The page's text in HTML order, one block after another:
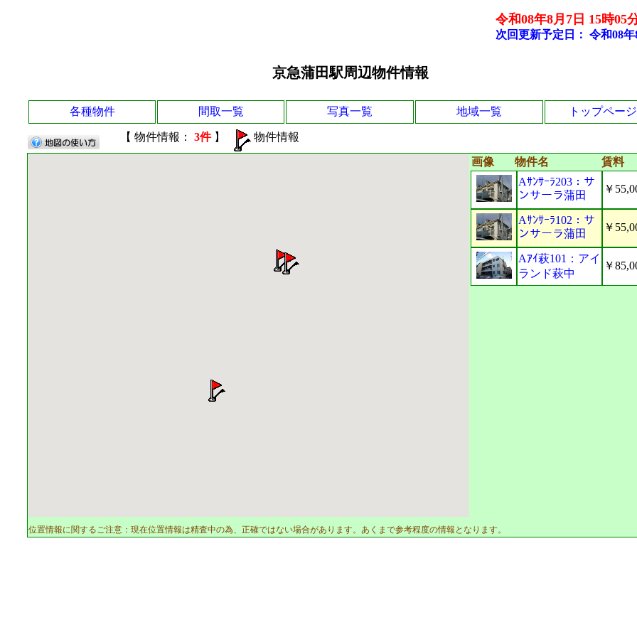
令和08年8月7日 15時05
次回更新予定日： 令和08年
京急蒲田駅周辺物件情報
各種物件 間取一覧 写真一覧 地域一覧 トップペー
【 物件情報： 3件】 物件情報
画像 物件名
賃料
Aｻﾝｻｰﾗ203：サ
ンサーラ蒲田
￥
Aｻﾝｻｰﾗ102：サ
ンサーラ蒲田
￥
Aｱｲ萩101：アイ
ランド萩中
￥
位置情報に関するご注意：現在位置情報は精査中の為、正確ではない場合があります。あくまで参考程度の情報となります。